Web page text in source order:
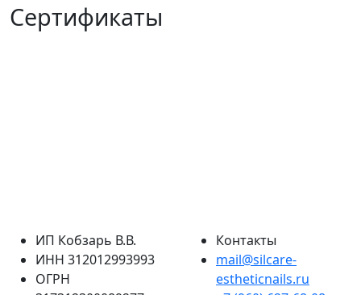
Сертификаты
ИП Кобзарь В.В.
ИНН 312012993993
ОГРН
Контакты
mail@silcare-
estheticnails.ru